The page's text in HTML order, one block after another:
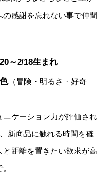
の感謝を忘れない事で仲間
～2/18生まれ
（冒険・明るさ・好奇
ケーション力が評価され
新商品に触れる時間を確
距離を置きたい欲求が高